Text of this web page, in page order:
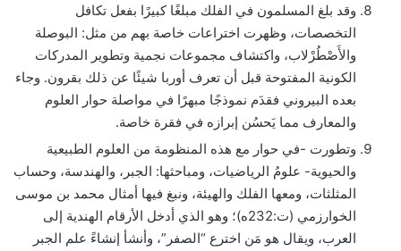
وقد بلغ المسلمون في الفلك مبلغًا كبيرًا بفعل تكافل
التخصصات، وظهرت اختراعات خاصة بهم من مثل: البوصلة
والأَصْطُرْلاب، واكتشاف مجموعات نجمية وتطوير المدركات
الكونية المفتوحة قبل أن تعرف أوربا شيئًا عن ذلك بقرون. وجاء
بعده البيروني فقدَم نموذجًا مبهرًا في مواصلة حوار العلوم
والمعارف مما يَحسُن إبرازه في فقرة خاصة.
وتطورت -في حوار مع هذه المنظومة من العلوم الطبيعية
والحيوية- علومُ الرياضيات، ومباحثها: الجبر، والهندسة، وحساب
المثلثات، ومعها الفلك والهيئة، ونبغ فيها أمثال محمد بن موسى
الخوارزمي (ت:232ه)؛ وهو الذي أدخل الأرقام الهندية إلى
العرب، ويقال هو مَن اخترع “الصفر”، وأنشأ إنشاءً علم الجبر